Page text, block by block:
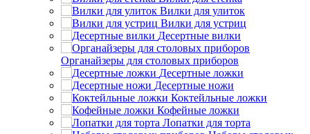
Вилки для улиток
Вилки для устриц
Десертные вилки
Органайзеры для столовых приборов
Десертные ложки
Десертные ножи
Коктейльные ложки
Кофейные ложки
Лопатки для торта